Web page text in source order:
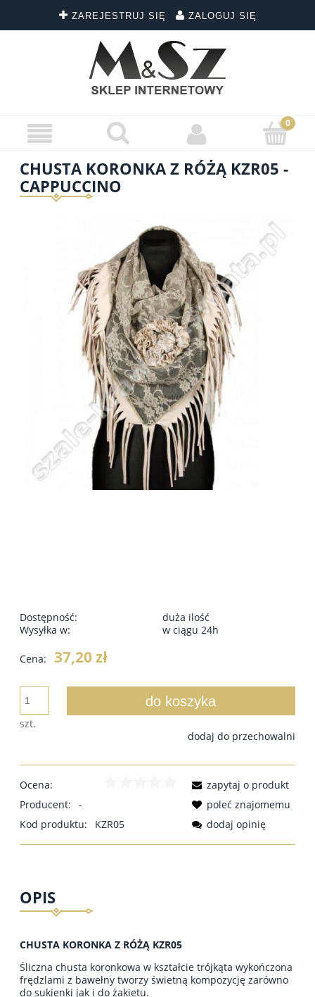
ZAREJESTRUJ SIĘ ZALOGUJ SIĘ
CHUSTA KORONKA Z RÓŻĄ KZR05 -
CAPPUCCINO
Dostępność:
duża ilość
Wysyłka w:
w ciągu 24h
Cena: 37,20 zł
szt.
do koszyka
dodaj do przechowalni
Ocena:
Producent:
-
Kod produktu:
KZR05
zapytaj o produkt
poleć znajomemu
dodaj opinię
OPIS
CHUSTA KORONKA Z RÓŻĄ KZR05
Śliczna chusta koronkowa w kształcie trójkąta wykończona
frędzlami z bawełny tworzy świetną kompozycję zarówno
do sukienki jak i do żakietu.